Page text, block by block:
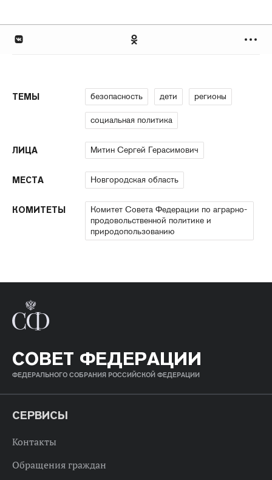
ТЕМЫ безопасность дети регионы
социальная политика
ЛИЦА Митин Сергей Герасимович
МЕСТА Новгородская область
КОМИТЕТЫ
Комитет Совета Федерации по аграрно-
продовольственной политике и
природопользованию
СОВЕТ ФЕДЕРАЦИИ
ФЕДЕРАЛЬНОГО СОБРАНИЯ РОССИЙСКОЙ ФЕДЕРАЦИИ
СЕРВИСЫ
Контакты
Обращения граждан